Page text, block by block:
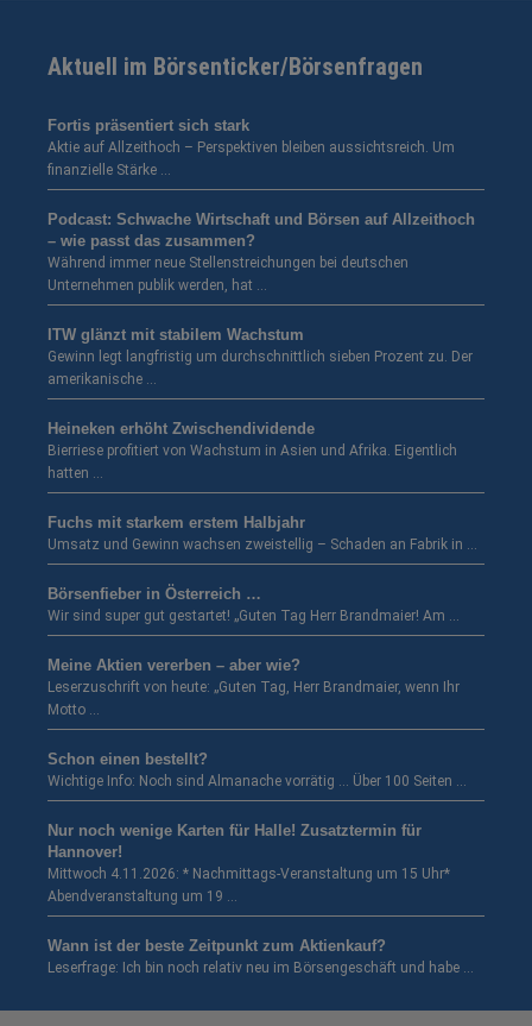
Aktuell im Börsenticker/Börsenfragen
Fortis präsentiert sich stark
Aktie auf Allzeithoch – Perspektiven bleiben aussichtsreich. Um
finanzielle Stärke …
Podcast: Schwache Wirtschaft und Börsen auf Allzeithoch
– wie passt das zusammen?
Während immer neue Stellenstreichungen bei deutschen
Unternehmen publik werden, hat …
ITW glänzt mit stabilem Wachstum
Gewinn legt langfristig um durchschnittlich sieben Prozent zu. Der
amerikanische …
Heineken erhöht Zwischendividende
Bierriese profitiert von Wachstum in Asien und Afrika. Eigentlich
hatten …
Fuchs mit starkem erstem Halbjahr
Umsatz und Gewinn wachsen zweistellig – Schaden an Fabrik in …
Börsenfieber in Österreich …
Wir sind super gut gestartet! „Guten Tag Herr Brandmaier! Am …
Meine Aktien vererben – aber wie?
Leserzuschrift von heute: „Guten Tag, Herr Brandmaier, wenn Ihr
Motto …
Schon einen bestellt?
Wichtige Info: Noch sind Almanache vorrätig … Über 100 Seiten …
Nur noch wenige Karten für Halle! Zusatztermin für
Hannover!
Mittwoch 4.11.2026: * Nachmittags-Veranstaltung um 15 Uhr*
Abendveranstaltung um 19 …
Wann ist der beste Zeitpunkt zum Aktienkauf?
Leserfrage: Ich bin noch relativ neu im Börsengeschäft und habe …